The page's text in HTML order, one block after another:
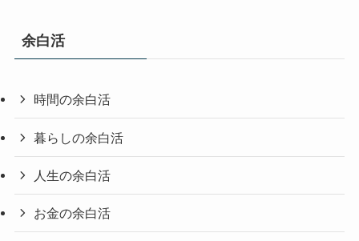
余白活
時間の余白活
暮らしの余白活
人生の余白活
お金の余白活